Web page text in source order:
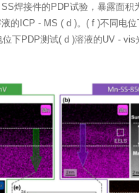
焊接件的PDP试验，暴露面积
的ICP - MS ( d )。( f )不同电
下PDP测试( d )溶液的UV - vis